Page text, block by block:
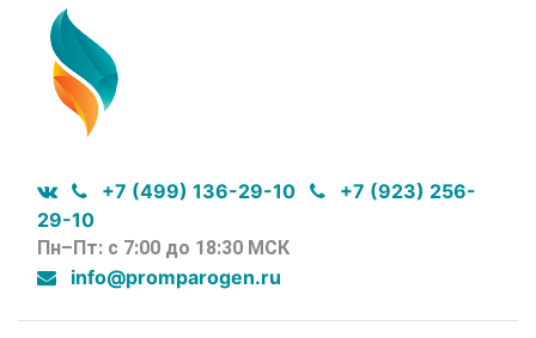
+7 (499) 136-29-10
+7 (923) 256-
29-10
Пн–Пт: с 7:00 до 18:30 МСК
info@promparogen.ru